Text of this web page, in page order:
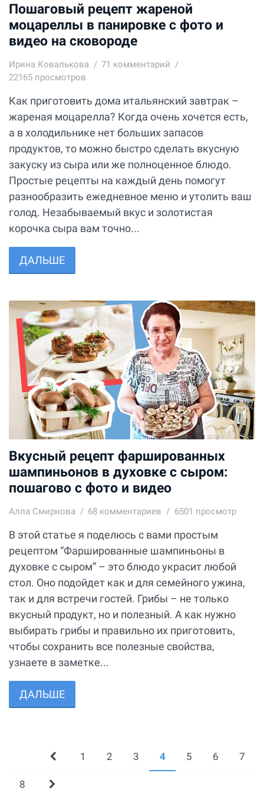
Пошаговый рецепт жареной
моцареллы в панировке с фото и
видео на сковороде
Ирина Ковалькова 71 комментарий
22165 просмотров
Как приготовить дома итальянский завтрак –
жареная моцарелла? Когда очень хочется есть,
а в холодильнике нет больших запасов
продуктов, то можно быстро сделать вкусную
закуску из сыра или же полноценное блюдо.
Простые рецепты на каждый день помогут
разнообразить ежедневное меню и утолить ваш
голод. Незабываемый вкус и золотистая
корочка сыра вам точно...
ДАЛЬШЕ
Вкусный рецепт фаршированных
шампиньонов в духовке с сыром:
пошагово с фото и видео
Алла Смирнова 68 комментариев 6501 просмотр
В этой статье я поделюсь с вами простым
рецептом “Фаршированные шампиньоны в
духовке с сыром” – это блюдо украсит любой
стол. Оно подойдет как и для семейного ужина,
так и для встречи гостей. Грибы – не только
вкусный продукт, но и полезный. А как нужно
выбирать грибы и правильно их приготовить,
чтобы сохранить все полезные свойства,
узнаете в заметке...
ДАЛЬШЕ
1 2 3 4 5 6 7
8